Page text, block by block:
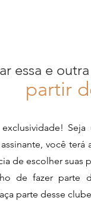
essa e
partir
você
de escolher suas
de fazer parte
parte desse